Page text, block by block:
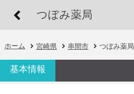
つぼみ薬局
ホーム 宮崎県 串間市 つぼみ薬局
基本情報